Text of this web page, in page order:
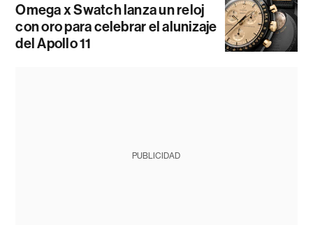
Omega x Swatch lanza un reloj
con oro para celebrar el alunizaje
del Apollo 11
PUBLICIDAD